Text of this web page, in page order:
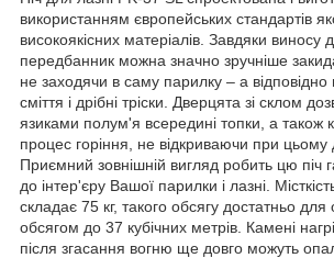
використанням європейських стандартів
високоякісних матеріалів. Завдяки виносу
передбанник можна значно зручніше
не заходячи в саму парилку – а відповідно
сміття і дрібні тріски. Дверцята зі склом
язиками полум'я всередині топки, а також
процес горіння, не відкриваючи при цьому
Приємний зовнішній вигляд робить цю піч
до інтер'єру Вашої парилки і лазні.
складає 75 кг, такого обсягу достатньо
обсягом до 37 кубічних метрів. Камені
після згасання вогню ще довго можуть